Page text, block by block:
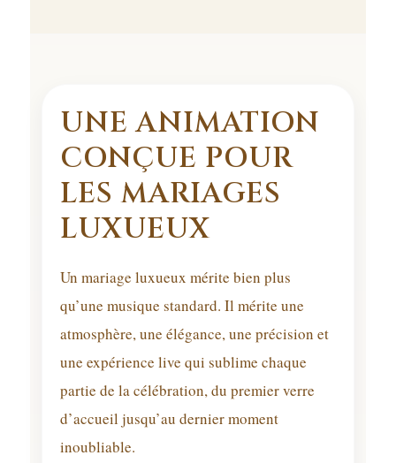
UNE ANIMATION
CONÇUE POUR
LES MARIAGES
LUXUEUX
Un mariage luxueux mérite bien plus
qu’une musique standard. Il mérite une
atmosphère, une élégance, une précision et
une expérience live qui sublime chaque
partie de la célébration, du premier verre
d’accueil jusqu’au dernier moment
inoubliable.